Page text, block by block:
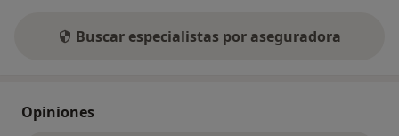
Buscar especialistas por aseguradora
Opiniones